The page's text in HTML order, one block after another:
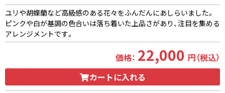
ユリや胡蝶蘭など高級感のある花々をふんだんにあしらいました。
ピンクや白が基調の色合いは落ち着いた上品さがあり、注目を集める
アレンジメントです。
価格： 22,000 円（税込）
カートに入れる